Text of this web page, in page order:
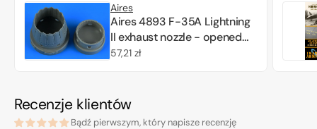
Aires
Aires 4893 F-35A Lightning
II exhaust nozzle - opened
position Tamiya 1/48
Cena
57,21 zł
Recenzje klientów
Bądź pierwszym, który napisze recenzję